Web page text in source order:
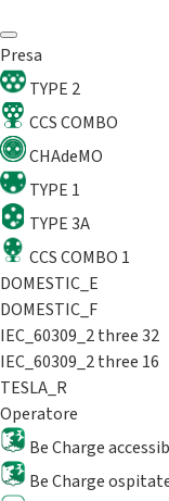
Presa
TYPE 2
CCS COMBO
CHAdeMO
TYPE 1
TYPE 3A
CCS COMBO 1
DOMESTIC_E
DOMESTIC_F
IEC_60309_2 three 32
IEC_60309_2 three 16
TESLA_R
Operatore
Be Charge
Be Charge